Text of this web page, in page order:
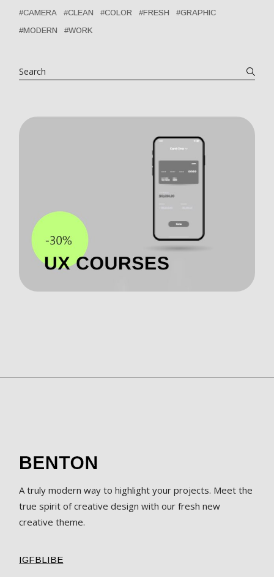
CAMERA CLEAN COLOR FRESH
GRAPHIC
MODERN
WORK
A truly modern way to highlight your projects. Meet the
true spirit of creative design with our fresh new
creative theme.
IGFBLIBE